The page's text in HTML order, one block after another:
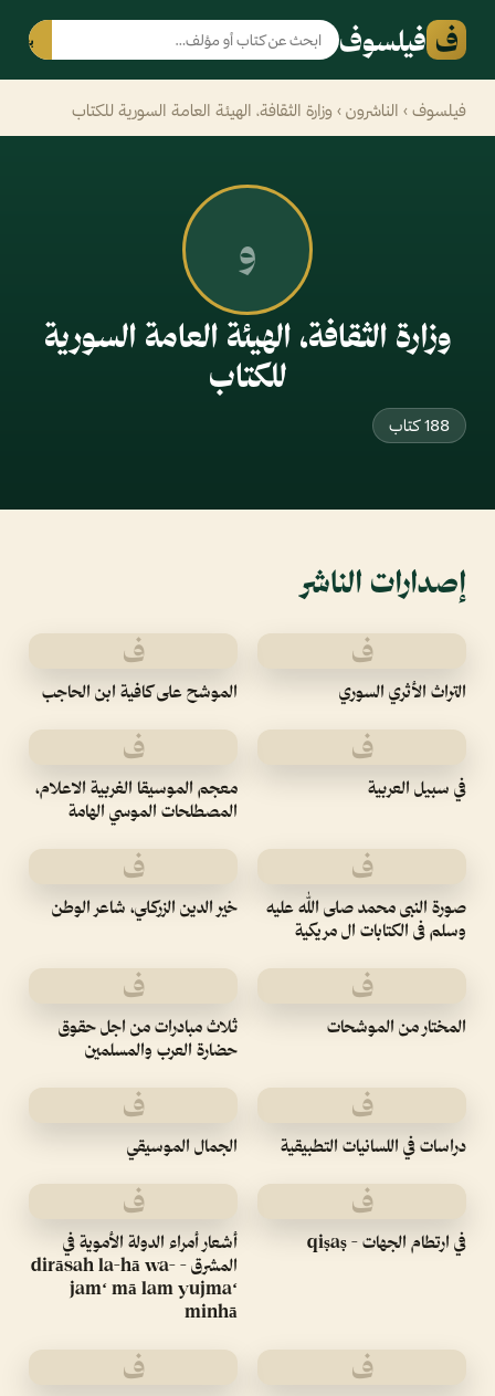
ف فيلسوف بحث
فيلسوف › الناشرون › وزارة الثقافة، الهيئة العامة السورية للكتاب
و
وزارة الثقافة، الهيئة العامة السورية
للكتاب
188 كتاب
إصدارات الناشر
ف
التراث الأثري السوري
ف
الموشح على كافية ابن الحاجب
ف
في سبيل العربية
ف
معجم الموسيقا الغربية الاعلام،
المصطلحات الموسي الهامة
ف
صورة النبى محمد صلى الله عليه
وسلم فى الكتابات ال مريكية
ف
خير الدين الزركلي، شاعر الوطن
ف
المختار من الموشحات
ف
ثلاث مبادرات من اجل حقوق
حضارة العرب والمسلمين
ف
دراسات في اللسانيات التطبيقية
ف
الجمال الموسيقي
ف
في ارتطام الجهات - qiṣaṣ
ف
أشعار أمراء الدولة الأموية في
المشرق - dirāsah la-hā wa-
jamʻ mā lam yujmaʻ
minhā
ف ف